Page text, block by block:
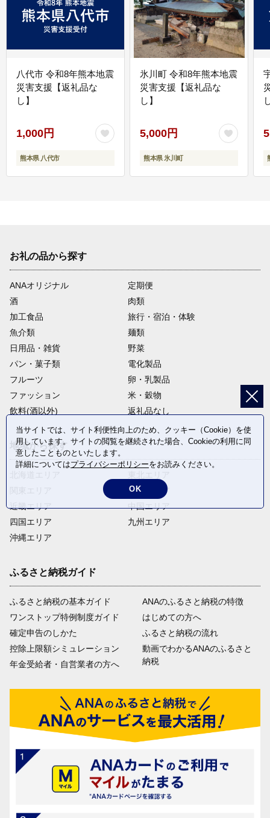
八代市 令和8年熊本地震
災害支援【返礼品な
し】
1,000円
熊本県 八代市
氷川町 令和8年熊本地震
災害支援【返礼品な
し】
5,000円
熊本県 氷川町
お礼の品から探す
ANAオリジナル
定期便
酒
肉類
加工食品
旅行・宿泊・体験
魚介類
麺類
日用品・雑貨
野菜
パン・菓子類
電化製品
フルーツ
卵・乳製品
ファッション
米・穀物
飲料(酒以外)
返礼品なし
地域から探す
近畿エリア
四国エリア
沖縄エリア
中部エリア
中国エリア
九州エリア
ふるさと納税ガイド
ふるさと納税の基本ガイド
ワンストップ特例制度ガイド
確定申告のしかた
控除上限額シミュレーション
年金受給者・自営業者の方へ
ANAのふるさと納税の特徴
はじめての方へ
ふるさと納税の流れ
動画でわかるANAのふるさと
納税
当サイトでは、サイト利便性向上のため、クッキー（Cookie）を使
用しています。サイトの閲覧を継続された場合、Cookieの利用に同
意したことものといたします。
詳細についてはプライバシーポリシーをお読みください。
OK